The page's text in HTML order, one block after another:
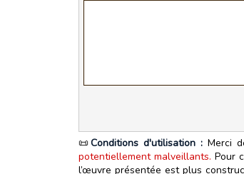
📜Conditions d'utilisation :Merci
potentiellement malveillants. Pour
l’œuvre présentée est plus